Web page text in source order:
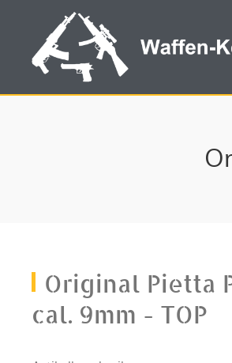
Original Pietta
cal. 9mm - TOP